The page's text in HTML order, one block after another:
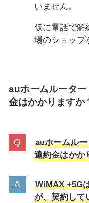
いません。
仮に電話で解
場のショップ
auホームルータ
金はかかりますか
auホームル
違約金はかか
WiMAX +5G
が、契約して